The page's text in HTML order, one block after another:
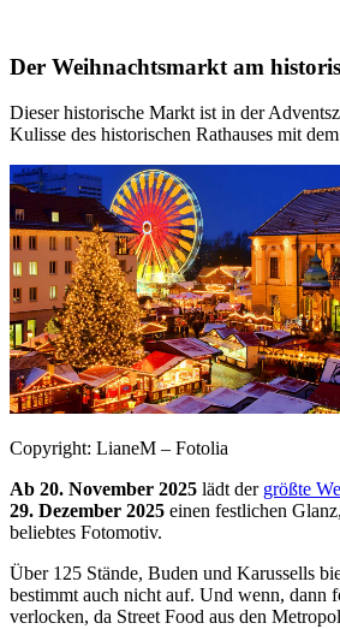
Der Weihnachtsmarkt am
Dieser historische Markt ist in der
Kulisse des historischen Rathauses mit
Copyright: LianeM – Fotolia
Ab 20. November 2025 lädt der größte
29. Dezember 2025 einen festlichen
beliebtes Fotomotiv.
Über 125 Stände, Buden und Karussells
bestimmt auch nicht auf. Und wenn, dann
verlocken, da Street Food aus den